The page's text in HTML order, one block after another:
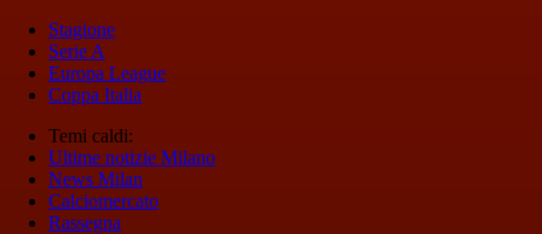
Stagione
Serie A
Europa League
Coppa Italia
Temi caldi:
Ultime notizie Milano
News Milan
Calciomercato
Rassegna